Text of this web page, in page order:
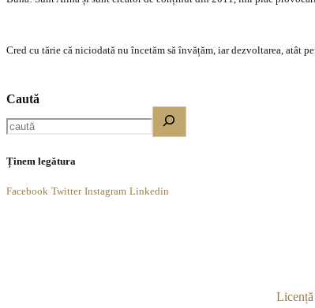
Cred cu tărie că niciodată nu încetăm să învățăm, iar dezvoltarea, atât
Caută
Ținem legătura
Facebook Twitter Instagram Linkedin